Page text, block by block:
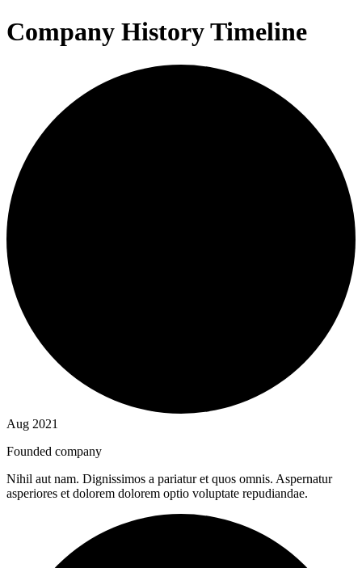
Company History Timeline
Aug 2021
Founded company
Nihil aut nam. Dignissimos a pariatur et quos omnis. Aspernatur
asperiores et dolorem dolorem optio voluptate repudiandae.